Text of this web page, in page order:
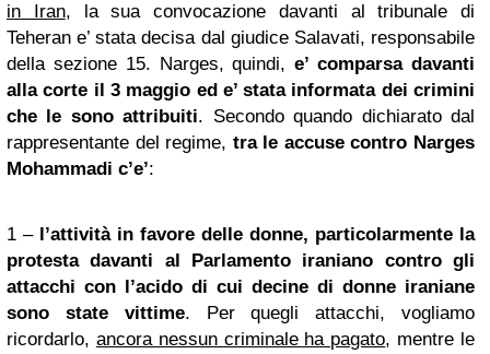
in Iran, la sua convocazione davanti al tribunale di
Teheran e’ stata decisa dal giudice Salavati, responsabile
della sezione 15. Narges, quindi,e’ comparsa davanti
alla corte il 3 maggio ed e’ stata informata dei crimini
che le sono attribuiti. Secondo quando dichiarato dal
rappresentante del regime, tra le accuse contro Narges
Mohammadi c’e’:
1 – l’attività in favore delle donne, particolarmente la
protesta davanti al Parlamento iraniano contro gli
attacchi con l’acido di cui decine di donne iraniane
sono state vittime. Per quegli attacchi, vogliamo
ricordarlo, ancora nessun criminale ha pagato, mentre le